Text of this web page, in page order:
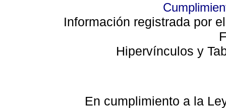
Información registrada por
Hipervínculos y
En cumplimiento a la